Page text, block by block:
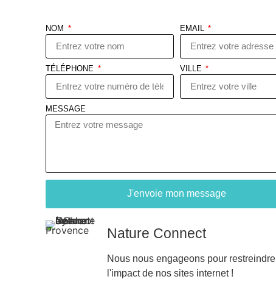
NOM EMAIL
TÉLÉPHONE VILLE
MESSAGE
J'envoie mon message
Nature Connect
Nous nous engageons pour restreindre
l'impact de nos sites internet !